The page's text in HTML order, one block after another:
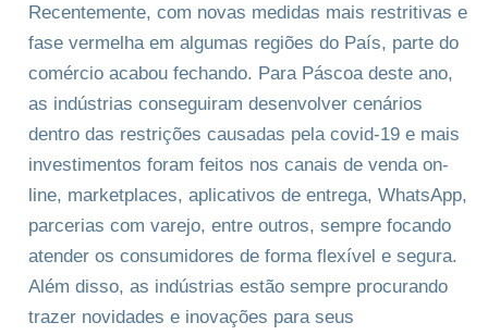
Recentemente, com novas medidas mais restritivas e
fase vermelha em algumas regiões do País, parte do
comércio acabou fechando. Para Páscoa deste ano,
as indústrias conseguiram desenvolver cenários
dentro das restrições causadas pela covid-19 e mais
investimentos foram feitos nos canais de venda on-
line, marketplaces, aplicativos de entrega, WhatsApp,
parcerias com varejo, entre outros, sempre focando
atender os consumidores de forma flexível e segura.
Além disso, as indústrias estão sempre procurando
trazer novidades e inovações para seus